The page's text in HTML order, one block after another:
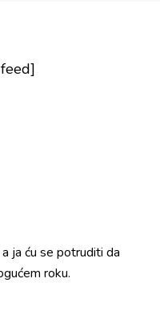
ja ću se potruditi da
roku.